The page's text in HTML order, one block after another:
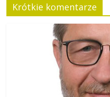
Krótkie komentarze